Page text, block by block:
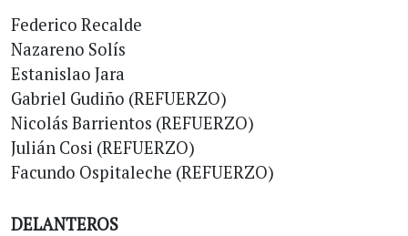
Federico Recalde
Nazareno Solís
Estanislao Jara
Gabriel Gudiño (REFUERZO)
Nicolás Barrientos (REFUERZO)
Julián Cosi (REFUERZO)
Facundo Ospitaleche (REFUERZO)
DELANTEROS